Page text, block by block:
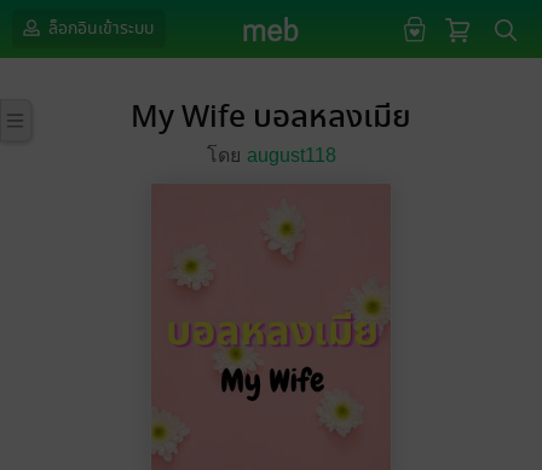
ล็อกอินเข้าระบบ
My Wife บอลหลงเมีย
โดย august118